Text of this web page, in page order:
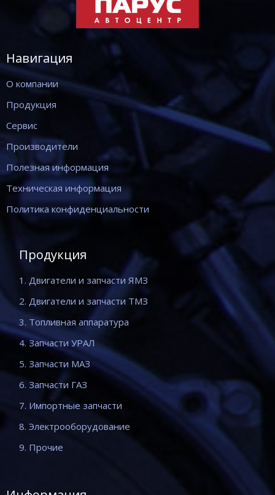
Навигация
О компании
Продукция
Сервис
Производители
Полезная информация
Техническая информация
Политика конфиденциальности
Продукция
1. Двигатели и запчасти ЯМЗ
2. Двигатели и запчасти ТМЗ
3. Топливная аппаратура
4. Запчасти УРАЛ
5. Запчасти МАЗ
6. Запчасти ГАЗ
7. Импортные запчасти
8. Электрооборудование
9. Прочие